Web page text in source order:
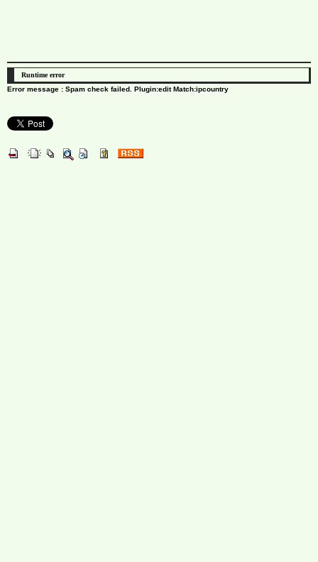
Runtime error
Error message : Spam check failed. Plugin:edit Match:ipcountry